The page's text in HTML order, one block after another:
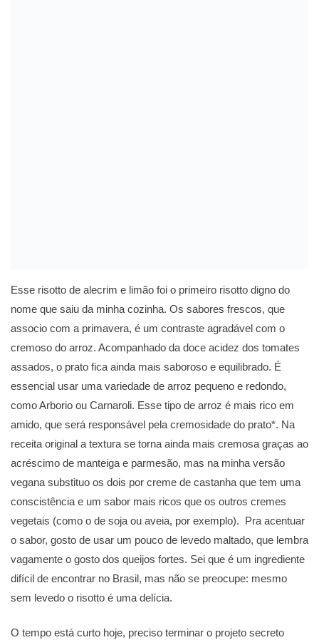
Esse risotto de alecrim e limão foi o primeiro risotto digno do
nome que saiu da minha cozinha. Os sabores frescos, que
associo com a primavera, é um contraste agradável com o
cremoso do arroz. Acompanhado da doce acidez dos tomates
assados, o prato fica ainda mais saboroso e equilibrado. É
essencial usar uma variedade de arroz pequeno e redondo,
como Arborio ou Carnaroli. Esse tipo de arroz é mais rico em
amido, que será responsável pela cremosidade do prato*. Na
receita original a textura se torna ainda mais cremosa graças ao
acréscimo de manteiga e parmesão, mas na minha versão
vegana substituo os dois por creme de castanha que tem uma
conscistência e um sabor mais ricos que os outros cremes
vegetais (como o de soja ou aveia, por exemplo). Pra acentuar
o sabor, gosto de usar um pouco de levedo maltado, que lembra
vagamente o gosto dos queijos fortes. Sei que é um ingrediente
difícil de encontrar no Brasil, mas não se preocupe: mesmo
sem levedo o risotto é uma delícia.
O tempo está curto hoje, preciso terminar o projeto secreto